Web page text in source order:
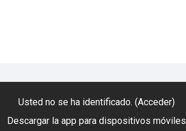
Usted no se ha identificado. (Acceder)
Descargar la app para dispositivos móviles